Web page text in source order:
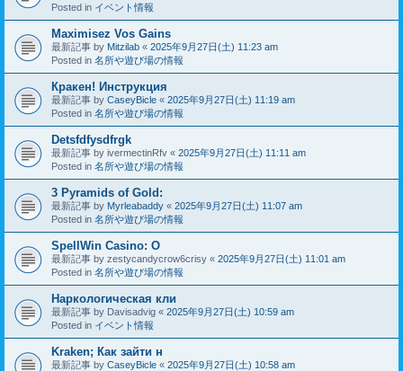
Posted in イベント情報
Maximisez Vos Gains
最新記事 by Mitzilab « 2025年9月27日(土) 11:23 am
Posted in 名所や遊び場の情報
Кракен! Инструкция
最新記事 by CaseyBicle « 2025年9月27日(土) 11:19 am
Posted in 名所や遊び場の情報
Detsfdfysdfrgk
最新記事 by ivermectinRfv « 2025年9月27日(土) 11:11 am
Posted in 名所や遊び場の情報
3 Pyramids of Gold:
最新記事 by Myrleabaddy « 2025年9月27日(土) 11:07 am
Posted in 名所や遊び場の情報
SpellWin Casino: O
最新記事 by zestycandycrow6crisy « 2025年9月27日(土) 11:01 am
Posted in 名所や遊び場の情報
Наркологическая кли
最新記事 by Davisadvig « 2025年9月27日(土) 10:59 am
Posted in イベント情報
Kraken; Как зайти н
最新記事 by CaseyBicle « 2025年9月27日(土) 10:58 am